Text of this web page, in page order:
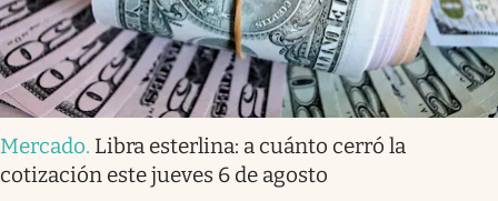
Mercado. Libra esterlina: a cuánto cerró la
cotización este jueves 6 de agosto